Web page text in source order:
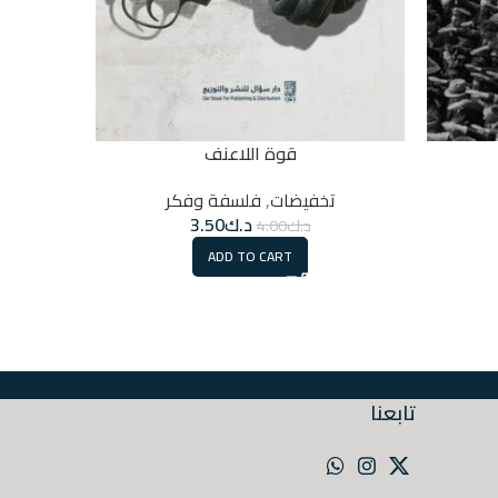
قوة اللاعنف
تخفيضات,فلسفة وفكر
د.ك4.00د.ك3.50
ADD TO CART
تابعنا